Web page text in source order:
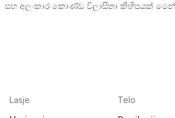
සහ අලංකාර කොණ්ඩ විලාසිතා කිහිපයක්
Lasje
Telo